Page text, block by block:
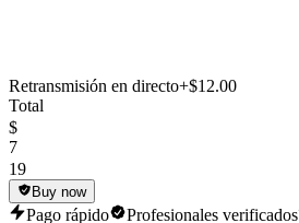
Retransmisión en directo+$12.00
Total
$
7
19
Buy now
Pago rápido Profesionales verificados